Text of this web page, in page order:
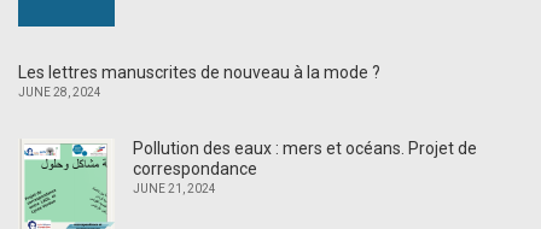
Les lettres manuscrites de nouveau à la mode ?
JUNE 28, 2024
Pollution des eaux : mers et océans. Projet de
correspondance
JUNE 21, 2024